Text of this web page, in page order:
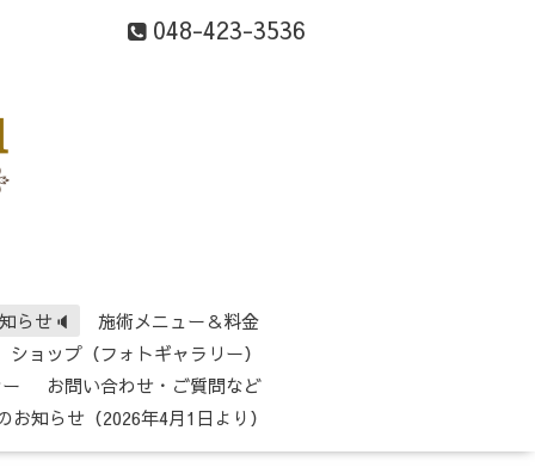
048-423-3536
らせ🔈
施術メニュー＆料金
ショップ（フォトギャラリー）
お問い合わせ・ご質問など
お知らせ（2026年4月1日より）